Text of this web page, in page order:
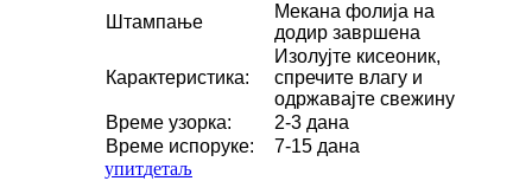
Штампање
Мекана фолија на
додир завршена
Карактеристика:
Изолујте кисеоник,
спречите влагу и
одржавајте свежину
Време узорка:
2-3 дана
Време испоруке:
7-15 дана
упитдетаљ